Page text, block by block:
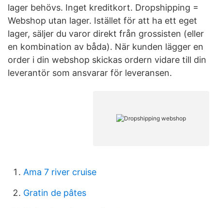
lager behövs. Inget kreditkort. Dropshipping =
Webshop utan lager. Istället för att ha ett eget
lager, säljer du varor direkt från grossisten (eller
en kombination av båda). När kunden lägger en
order i din webshop skickas ordern vidare till din
leverantör som ansvarar för leveransen.
Ama 7 river cruise
Gratin de pâtes